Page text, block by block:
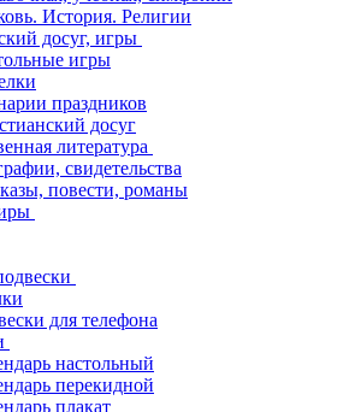
История. Религии
досуг, игры
игры
праздников
досуг
литература
свидетельства
повести, романы
для телефона
настольный
перекидной
плакат